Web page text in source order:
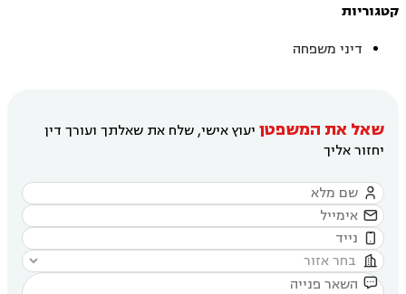
קטגוריות
דיני משפחה
שאל את המשפטן יעוץ אישי, שלח את שאלתך ועורך דין
יחזור אליך




